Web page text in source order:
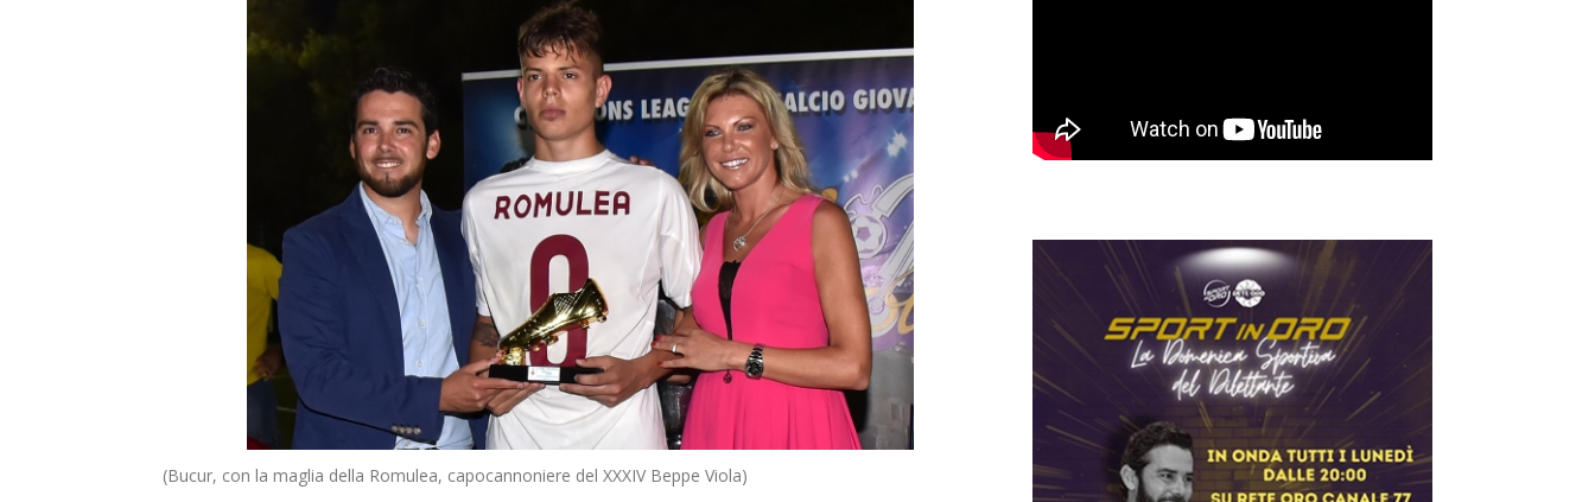
(Bucur, con la maglia della Romulea, capocannoniere del XXXIV Beppe Viola)